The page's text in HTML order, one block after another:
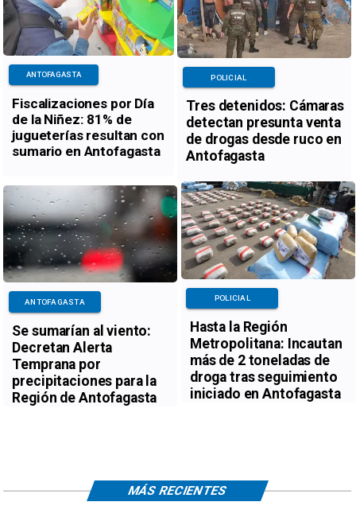
Fiscalizaciones por Día
de la Niñez: 81% de
jugueterías resultan con
sumario en Antofagasta
ANTOFAGASTA
Tres detenidos: Cámaras
detectan presunta venta
de drogas desde ruco en
Antofagasta
POLICIAL
Se sumarían al viento:
Decretan Alerta
Temprana por
precipitaciones para la
Región de Antofagasta
ANTOFAGASTA
Hasta la Región
Metropolitana: Incautan
más de 2 toneladas de
droga tras seguimiento
iniciado en Antofagasta
POLICIAL
MÁS RECIENTES